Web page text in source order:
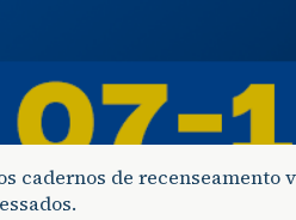
cadernos de